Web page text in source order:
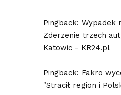
Pingback: Wypadek
Zderzenie trzech
Katowic - KR24.pl
Pingback: Fakro
"Stracił region i